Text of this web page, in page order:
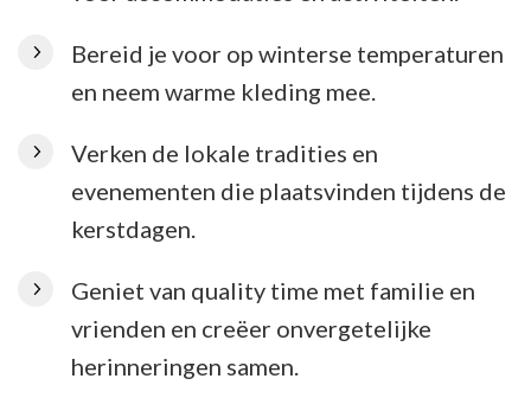
Bereid je voor op winterse temperaturen
en neem warme kleding mee.
Verken de lokale tradities en
evenementen die plaatsvinden tijdens de
kerstdagen.
Geniet van quality time met familie en
vrienden en creëer onvergetelijke
herinneringen samen.